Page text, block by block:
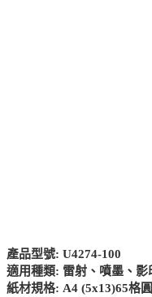
產品型號: U4274-100
適用種類: 雷射、噴墨、影
紙材規格: A4 (5x13)65格